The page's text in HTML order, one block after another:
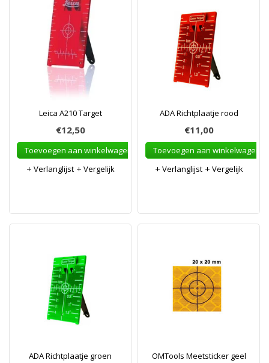
Leica A210 Target
€12,50
Toevoegen aan winkelwagen
Verlanglijst
Vergelijk
ADA Richtplaatje rood
€11,00
Toevoegen aan winkelwagen
Verlanglijst
Vergelijk
ADA Richtplaatje groen
OMTools Meetsticker geel